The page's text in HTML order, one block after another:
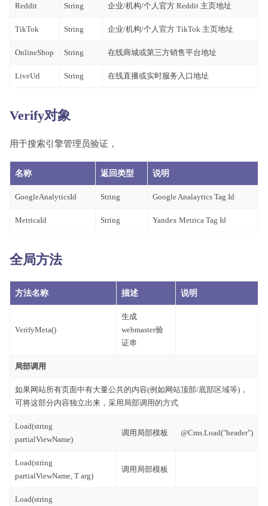
Reddit String 企业/机构/个人官方 Reddit 主页地址
TikTok String 企业/机构/个人官方 TikTok 主页地址
OnlineShop String 在线商城或第三方销售平台地址
LiveUrl String 在线直播或实时服务入口地址
Verify对象
用于搜索引擎管理员验证，
名称 返回类型 说明
GoogleAnalyticsId String Google Analaytics Tag Id
MetricaId String Yandex Metrica Tag Id
全局方法
方法名称 描述 说明
VerifyMeta()
生成
webmaster验
证串
局部调用
如果网站所有页面中有大量公共的内容(例如网站顶部/底部区域等)，
可将这部分内容独立出来，采用局部调用的方式
Load(string
partialViewName)
调用局部模板 @Cms.Load("header")
Load(string
partialViewName, T arg)
调用局部模板
Load(string